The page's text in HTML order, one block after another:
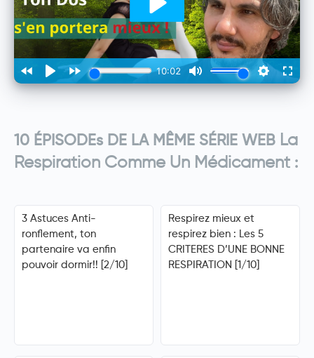
10 ÉPISODEs DE LA MÊME SÉRIE WEB La
Respiration Comme Un Médicament :
3 Astuces Anti-
ronflement, ton
partenaire va enfin
pouvoir dormir!! [2/10]
Respirez mieux et
respirez bien : Les 5
CRITERES D’UNE BONNE
RESPIRATION [1/10]